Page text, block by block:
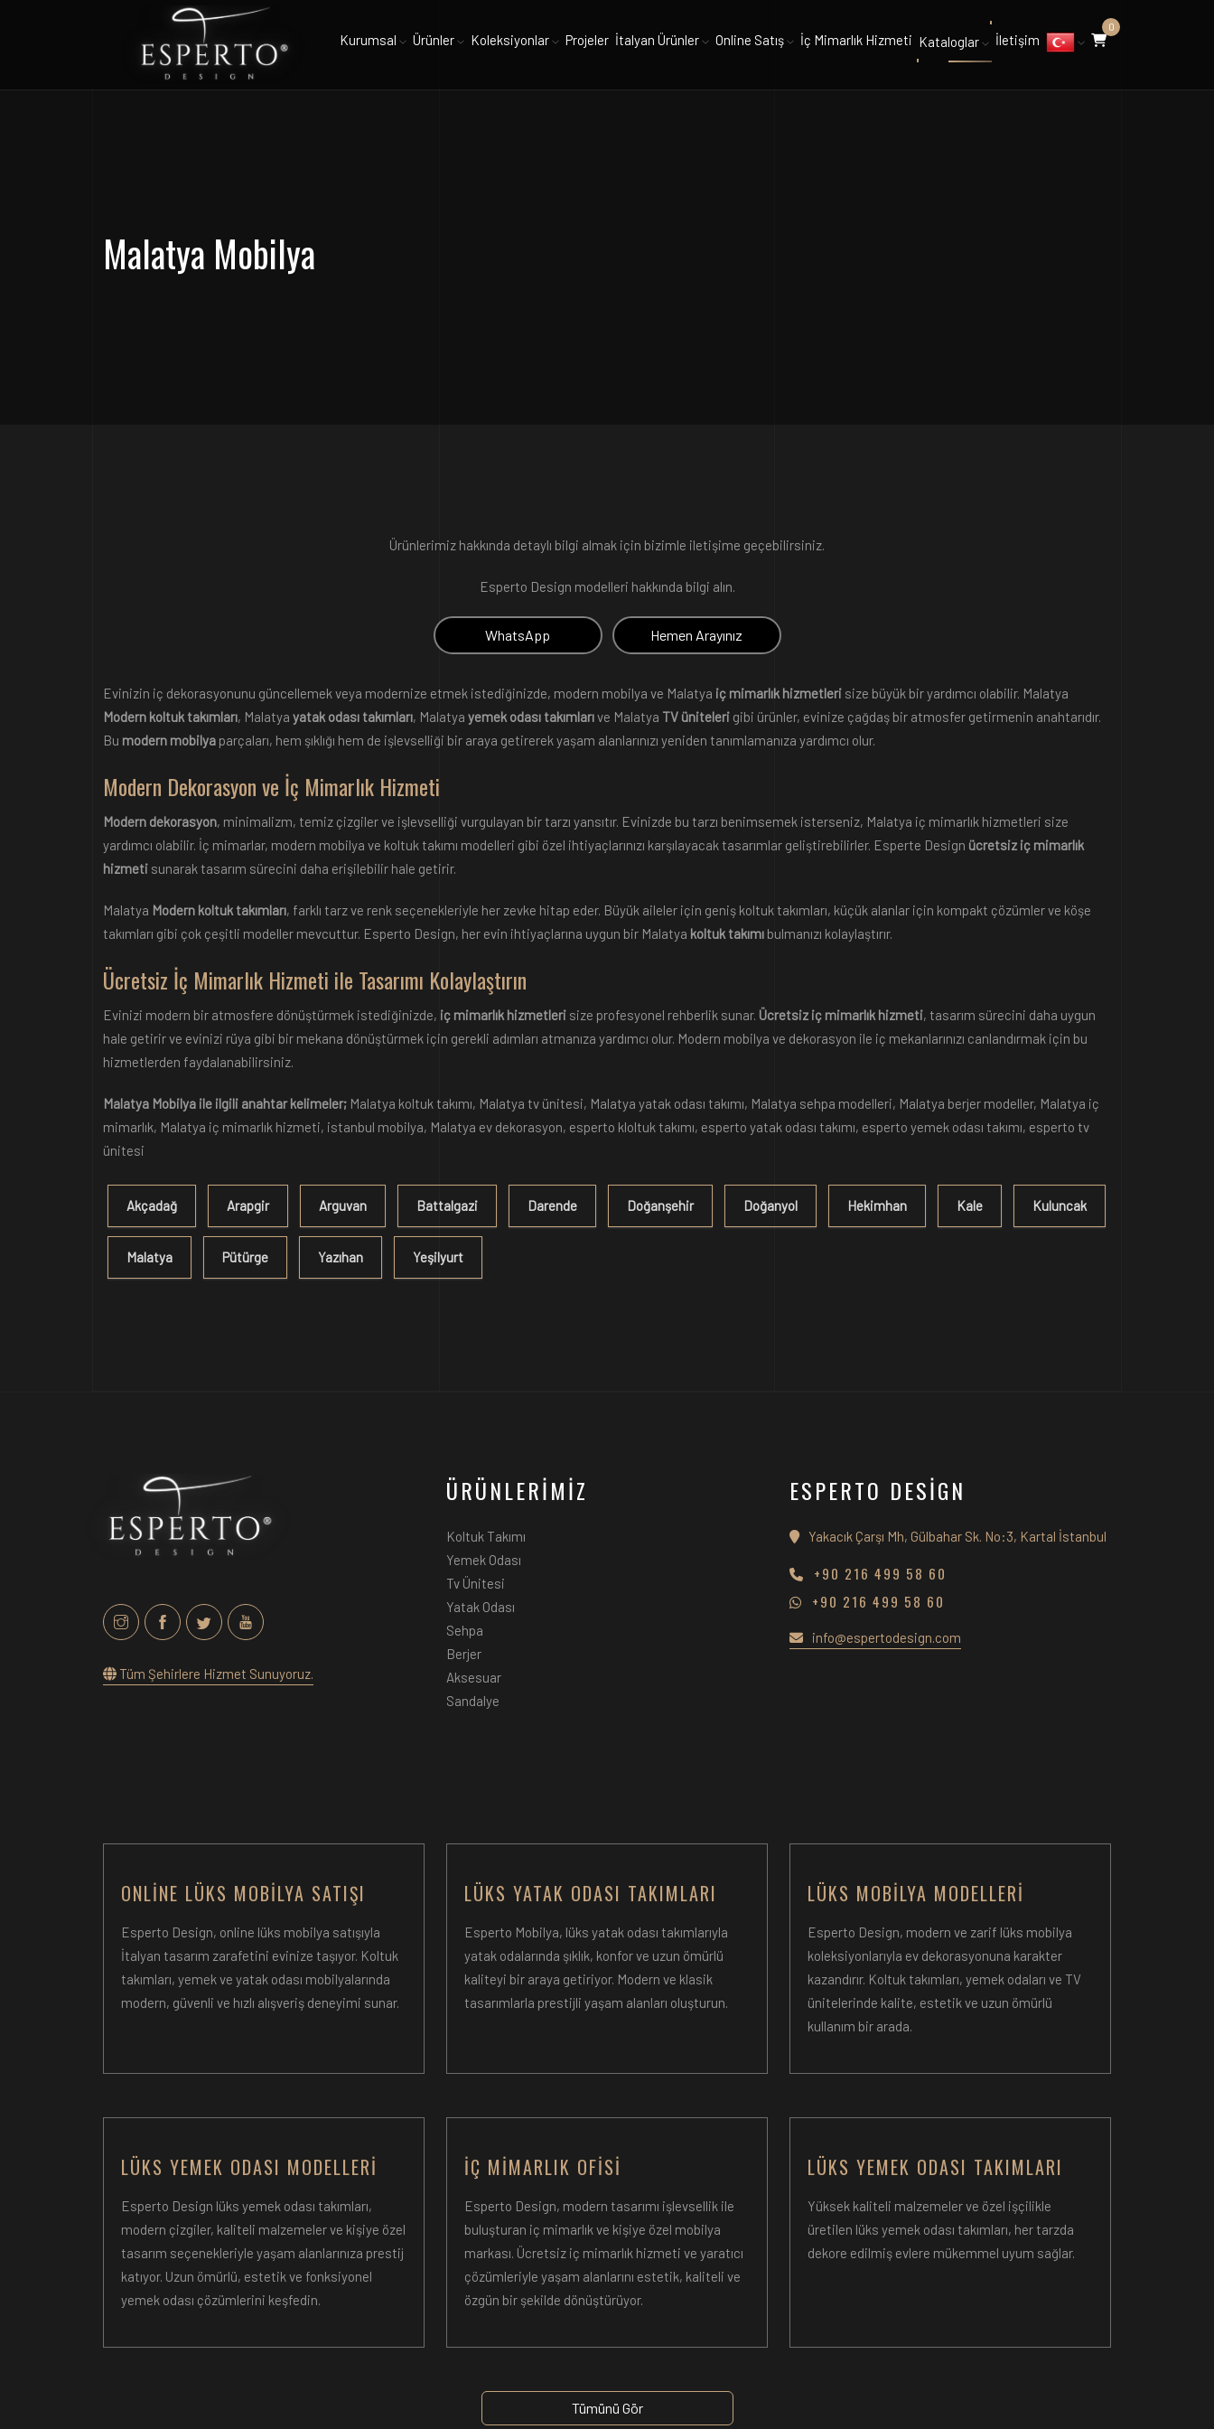
Kurumsal Ürünler Koleksiyonlar Projeler İtalyan Ürünler Online Satış İç Mimarlık Hizmeti Kataloglar İletişim
0
Malatya Mobilya
Ürünlerimiz hakkında detaylı bilgi almak için bizimle iletişime geçebilirsiniz.
Esperto Design modelleri hakkında bilgi alın.
WhatsApp Hemen Arayınız
Evinizin iç dekorasyonunu güncellemek veya modernize etmek istediğinizde, modern mobilya ve Malatya iç mimarlık hizmetleri size büyük bir yardımcı olabilir. Malatya
Modern koltuk takımları, Malatya yatak odası takımları, Malatya yemek odası takımlarıve Malatya TV üniteleri gibi ürünler, evinize çağdaş bir atmosfer getirmenin anahtarıdır.
Bu modern mobilya parçaları, hem şıklığı hem de işlevselliği bir araya getirerek yaşam alanlarınızı yeniden tanımlamanıza yardımcı olur.
Modern Dekorasyon ve İç Mimarlık Hizmeti
Modern dekorasyon, minimalizm, temiz çizgiler ve işlevselliği vurgulayan bir tarzı yansıtır. Evinizde bu tarzı benimsemek isterseniz, Malatya iç mimarlık hizmetleri size
yardımcı olabilir. İç mimarlar, modern mobilya ve koltuk takımı modelleri gibi özel ihtiyaçlarınızı karşılayacak tasarımlar geliştirebilirler. Esperte Design ücretsiz iç mimarlık
hizmeti sunarak tasarım sürecini daha erişilebilir hale getirir.
Malatya Modern koltuk takımları, farklı tarz ve renk seçenekleriyle her zevke hitap eder. Büyük aileler için geniş koltuk takımları, küçük alanlar için kompakt çözümler ve köşe
takımları gibi çok çeşitli modeller mevcuttur. Esperto Design, her evin ihtiyaçlarına uygun bir Malatya koltuk takımı bulmanızı kolaylaştırır.
Ücretsiz İç Mimarlık Hizmeti ile Tasarımı Kolaylaştırın
Evinizi modern bir atmosfere dönüştürmek istediğinizde, iç mimarlık hizmetleri size profesyonel rehberlik sunar. Ücretsiz iç mimarlık hizmeti, tasarım sürecini daha uygun
hale getirir ve evinizi rüya gibi bir mekana dönüştürmek için gerekli adımları atmanıza yardımcı olur. Modern mobilya ve dekorasyon ile iç mekanlarınızı canlandırmak için bu
hizmetlerden faydalanabilirsiniz.
Malatya Mobilya ile ilgili anahtar kelimeler; Malatya koltuk takımı, Malatya tv ünitesi, Malatya yatak odası takımı, Malatya sehpa modelleri, Malatya berjer modeller, Malatya iç
mimarlık, Malatya iç mimarlık hizmeti, istanbul mobilya, Malatya ev dekorasyon, esperto kloltuk takımı, esperto yatak odası takımı, esperto yemek odası takımı, esperto tv
ünitesi
Akçadağ Arapgir Arguvan Battalgazi Darende Doğanşehir Doğanyol Hekimhan Kale Kuluncak
Malatya Pütürge Yazıhan Yeşilyurt
Tüm Şehirlere Hizmet Sunuyoruz.
ÜRÜNLERİMİZ
Koltuk Takımı
Yemek Odası
Tv Ünitesi
Yatak Odası
Sehpa
Berjer
Aksesuar
Sandalye
ESPERTO DESİGN
Yakacık Çarşı Mh, Gülbahar Sk. No:3, Kartal İstanbul
+90 216 499 58 60
+90 216 499 58 60
info@espertodesign.com
ONLINE LÜKS MOBILYA SATIŞI
Esperto Design, online lüks mobilya satışıyla
İtalyan tasarım zarafetini evinize taşıyor. Koltuk
takımları, yemek ve yatak odası mobilyalarında
modern, güvenli ve hızlı alışveriş deneyimi sunar.
LÜKS YATAK ODASI TAKIMLARI
Esperto Mobilya, lüks yatak odası takımlarıyla
yatak odalarında şıklık, konfor ve uzun ömürlü
kaliteyi bir araya getiriyor. Modern ve klasik
tasarımlarla prestijli yaşam alanları oluşturun.
LÜKS MOBILYA MODELLERI
Esperto Design, modern ve zarif lüks mobilya
koleksiyonlarıyla ev dekorasyonuna karakter
kazandırır. Koltuk takımları, yemek odaları ve TV
ünitelerinde kalite, estetik ve uzun ömürlü
kullanım bir arada.
LÜKS YEMEK ODASI MODELLERI
Esperto Design lüks yemek odası takımları,
modern çizgiler, kaliteli malzemeler ve kişiye özel
tasarım seçenekleriyle yaşam alanlarınıza prestij
katıyor. Uzun ömürlü, estetik ve fonksiyonel
yemek odası çözümlerini keşfedin.
İÇ MIMARLIK OFISI
Esperto Design, modern tasarımı işlevsellik ile
buluşturan iç mimarlık ve kişiye özel mobilya
markası. Ücretsiz iç mimarlık hizmeti ve yaratıcı
çözümleriyle yaşam alanlarını estetik, kaliteli ve
özgün bir şekilde dönüştürüyor.
LÜKS YEMEK ODASI TAKIMLARI
Yüksek kaliteli malzemeler ve özel işçilikle
üretilen lüks yemek odası takımları, her tarzda
dekore edilmiş evlere mükemmel uyum sağlar.
Tümünü Gör